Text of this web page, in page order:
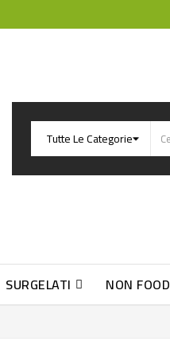
SURGELATI NON FOOD